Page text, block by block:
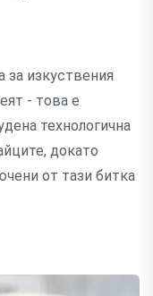
за изкуствения
- това е
технологична
докато
от тази битка